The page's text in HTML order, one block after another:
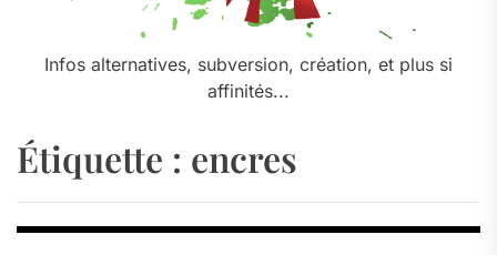
Infos alternatives, subversion, création, et plus si
affinités...
Étiquette : encres